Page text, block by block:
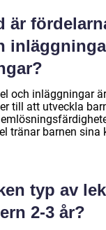
är
och inläggningar
till att utveckla
tränar barnen
typ av
2-3 år?